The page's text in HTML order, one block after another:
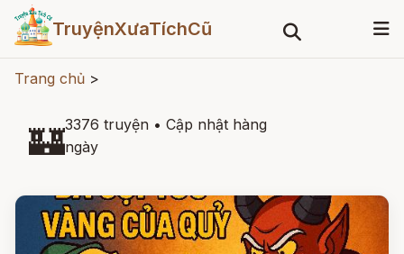
TruyệnXưaTíchCũ
Trang chủ >
🏰3376 truyện • Cập nhật hàng
ngày